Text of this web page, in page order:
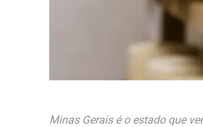
Minas Gerais é o estado que